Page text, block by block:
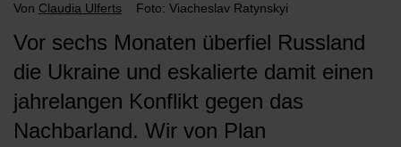
Von Claudia Ulferts Foto: Viacheslav Ratynskyi
Vor sechs Monaten überfiel Russland
die Ukraine und eskalierte damit einen
jahrelangen Konflikt gegen das
Nachbarland. Wir von Plan